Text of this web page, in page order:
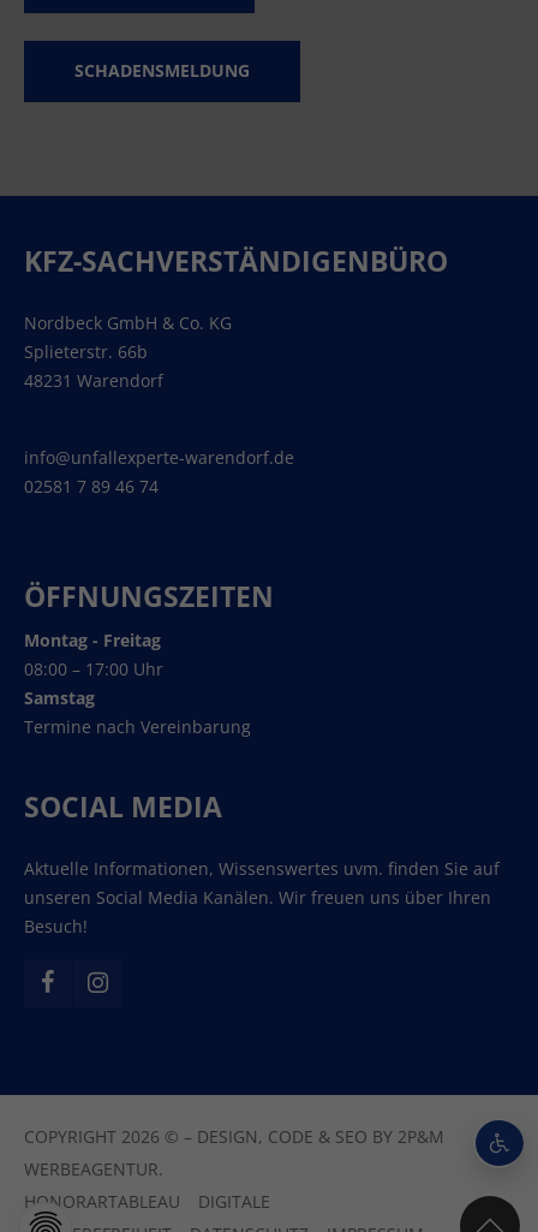
SCHADENSMELDUNG
KFZ-SACHVERSTÄNDIGENBÜRO
Nordbeck GmbH & Co. KG
Splieterstr. 66b
48231 Warendorf
info@unfallexperte-warendorf.de
02581 7 89 46 74
ÖFFNUNGSZEITEN
Montag - Freitag
08:00 – 17:00 Uhr
Samstag
Termine nach Vereinbarung
SOCIAL MEDIA
Aktuelle Informationen, Wissenswertes uvm. finden Sie auf
unseren Social Media Kanälen. Wir freuen uns über Ihren
Besuch!
COPYRIGHT 2026 © – DESIGN, CODE & SEO BY 2P&M
WERBEAGENTUR.
HONORARTABLEAU
DIGITALE